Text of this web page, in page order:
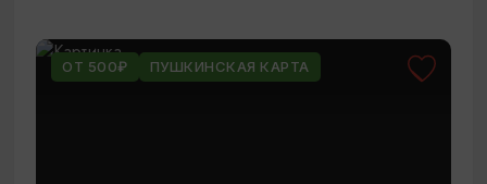
ОТ 500₽ ПУШКИНСКАЯ КАРТА